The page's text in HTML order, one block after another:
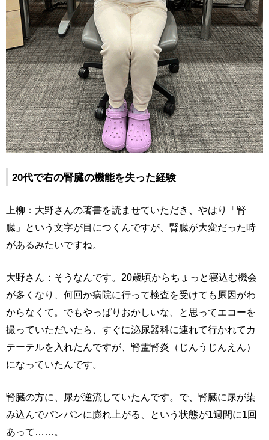
20代で右の腎臓の機能を失った経験
上柳：大野さんの著書を読ませていただき、やはり「腎
臓」という文字が目につくんですが、腎臓が大変だった時
があるみたいですね。
大野さん：そうなんです。20歳頃からちょっと寝込む機会
が多くなり、何回か病院に行って検査を受けても原因がわ
からなくて。でもやっぱりおかしいな、と思ってエコーを
撮っていただいたら、すぐに泌尿器科に連れて行かれてカ
テーテルを入れたんですが、腎盂腎炎（じんうじんえん）
になっていたんです。
腎臓の方に、尿が逆流していたんです。で、腎臓に尿が染
み込んでパンパンに膨れ上がる、という状態が1週間に1回
あって……。